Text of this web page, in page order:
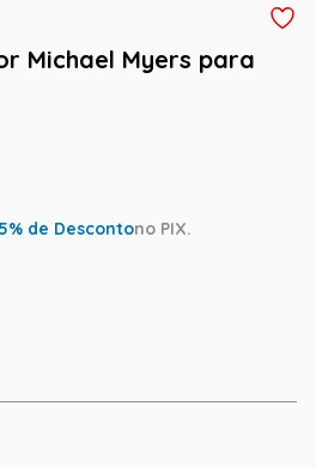
Michael Myers para
5% de Descontono PIX.